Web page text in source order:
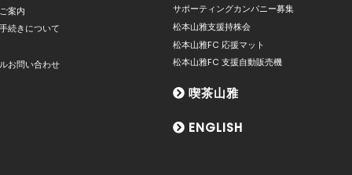
案内
続きについて
お問い合わせ
サポーティングカンパニー募集
松本山雅支援持株会
松本山雅FC 応援マット
松本山雅FC 支援自動販売機
喫茶山雅
ENGLISH